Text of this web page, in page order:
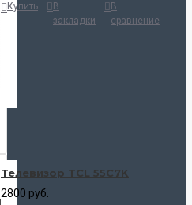
Купить
В
закладки
В
сравнение
Телевизор TCL 55C7K
2800 руб.